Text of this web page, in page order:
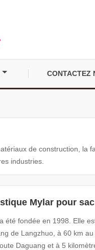
CONTACTEZ
de construction, la
industries.
Mylar pour
été fondée en 1998. Elle
de Langzhuo, à 60 km
Daguang et à 5